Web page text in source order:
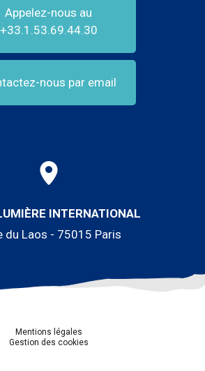
Appelez-nous au
+33.1.53.69.44.30
nous par email
INTERNATIONAL
du Laos - 75015 Paris
Mentions légales
Gestion des cookies